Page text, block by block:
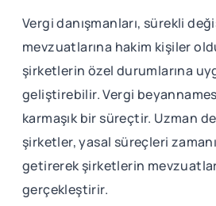
Vergi danışmanları, sürekli
mevzuatlarına hakim kişiler
şirketlerin özel durumlarına
geliştirebilir. Vergi
karmaşık bir süreçtir. Uzman
şirketler, yasal süreçleri
getirerek şirketlerin
gerçekleştirir.